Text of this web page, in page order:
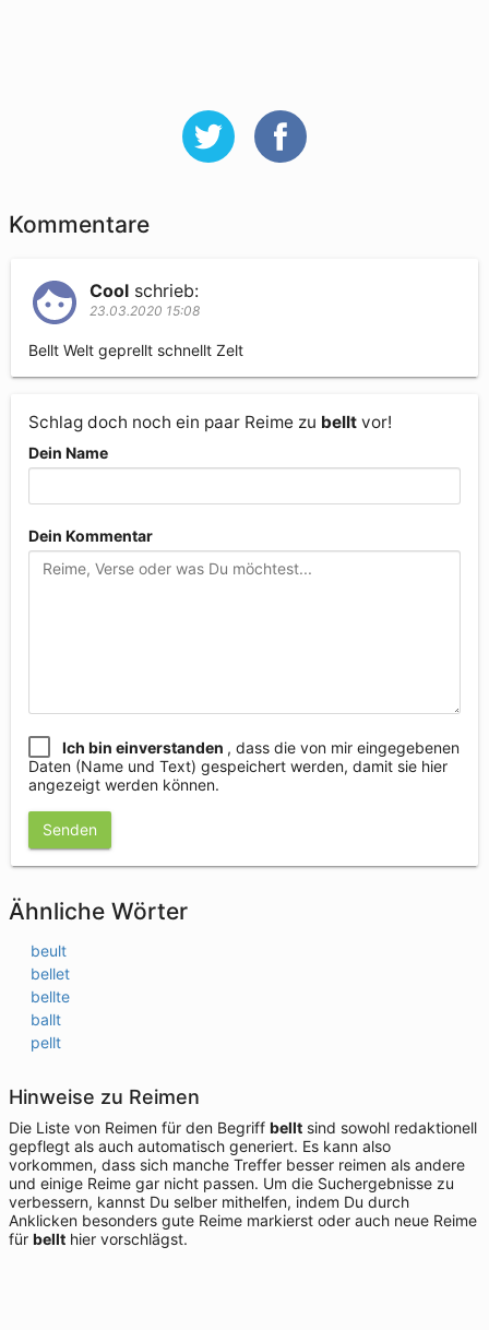
Kommentare
Cool schrieb:
23.03.2020 15:08
Bellt Welt geprellt schnellt Zelt
Schlag doch noch ein paar Reime zu bellt vor!
Dein Name
Dein Kommentar
Ich bin einverstanden , dass die von mir eingegebenen
Daten (Name und Text) gespeichert werden, damit sie hier
angezeigt werden können.
Senden
Ähnliche Wörter
beult
bellet
bellte
ballt
pellt
Hinweise zu Reimen
Die Liste von Reimen für den Begriff bellt sind sowohl redaktionell
gepflegt als auch automatisch generiert. Es kann also
vorkommen, dass sich manche Treffer besser reimen als andere
und einige Reime gar nicht passen. Um die Suchergebnisse zu
verbessern, kannst Du selber mithelfen, indem Du durch
Anklicken besonders gute Reime markierst oder auch neue Reime
für bellt hier vorschlägst.